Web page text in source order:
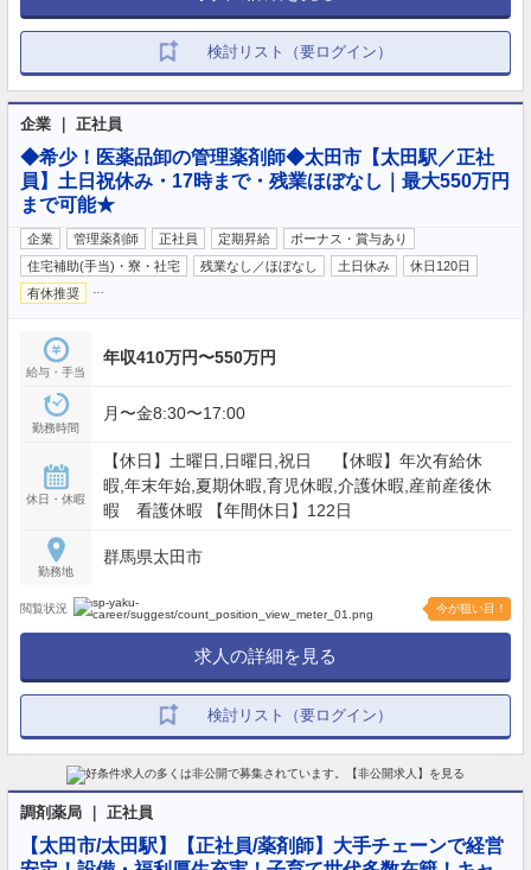
検討リスト（要ログイン）
企業 ｜ 正社員
◆希少！医薬品卸の管理薬剤師◆太田市【太田駅／正社
員】土日祝休み・17時まで・残業ほぼなし｜最大550万円
まで可能★
企業 管理薬剤師 正社員 定期昇給
ボーナス・賞与あり
住宅補助(手当)・寮・社宅
残業なし／ほぼなし 土日休み
休日120日
有休推奨
給与・手当
年収410万円〜550万円
勤務時間
月〜金8:30〜17:00
休日・休暇
【休日】土曜日,日曜日,祝日 【休暇】年次有給休
暇,年末年始,夏期休暇,育児休暇,介護休暇,産前産後休
暇 看護休暇 【年間休日】122日
勤務地
群馬県太田市
閲覧状況 今が狙い目！
求人の詳細を見る
検討リスト（要ログイン）
調剤薬局 ｜ 正社員
【太田市/太田駅】【正社員/薬剤師】大手チェーンで経営